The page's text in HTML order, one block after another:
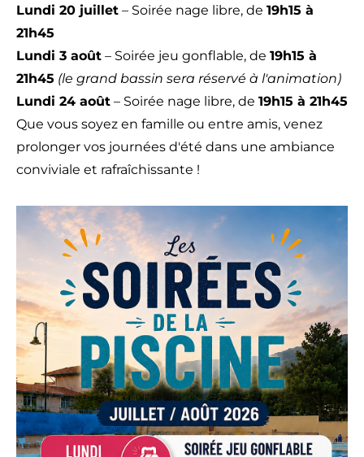
Lundi 20 juillet – Soirée nage libre, de 19h15 à
21h45
Lundi 3 août – Soirée jeu gonflable, de 19h15 à
21h45 (le grand bassin sera réservé à l'animation)
Lundi 24 août – Soirée nage libre, de 19h15 à 21h45
Que vous soyez en famille ou entre amis, venez
prolonger vos journées d'été dans une ambiance
conviviale et rafraîchissante !